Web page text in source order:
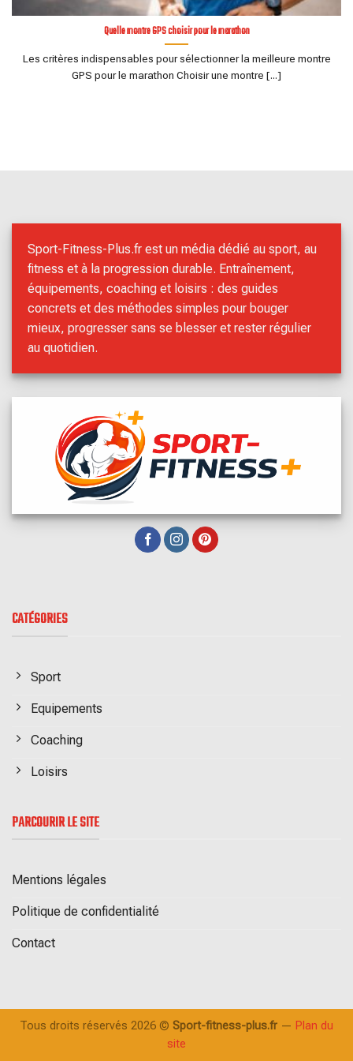
Quelle montre GPS choisir pour le marathon
Les critères indispensables pour sélectionner la meilleure montre
GPS pour le marathon Choisir une montre [...]
Sport-Fitness-Plus.fr est un média dédié au sport, au
fitness et à la progression durable. Entraînement,
équipements, coaching et loisirs : des guides
concrets et des méthodes simples pour bouger
mieux, progresser sans se blesser et rester régulier
au quotidien.
CATÉGORIES
Sport
Equipements
Coaching
Loisirs
PARCOURIR LE SITE
Mentions légales
Politique de confidentialité
Contact
Tous droits réservés 2026 © Sport-fitness-plus.fr — Plan du
site